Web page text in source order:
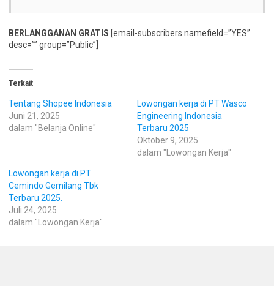
BERLANGGANAN GRATIS [email-subscribers namefield=”YES”
desc=”” group=”Public”]
Terkait
Tentang Shopee Indonesia
Juni 21, 2025
dalam "Belanja Online"
Lowongan kerja di PT Wasco
Engineering Indonesia
Terbaru 2025
Oktober 9, 2025
dalam "Lowongan Kerja"
Lowongan kerja di PT
Cemindo Gemilang Tbk
Terbaru 2025.
Juli 24, 2025
dalam "Lowongan Kerja"